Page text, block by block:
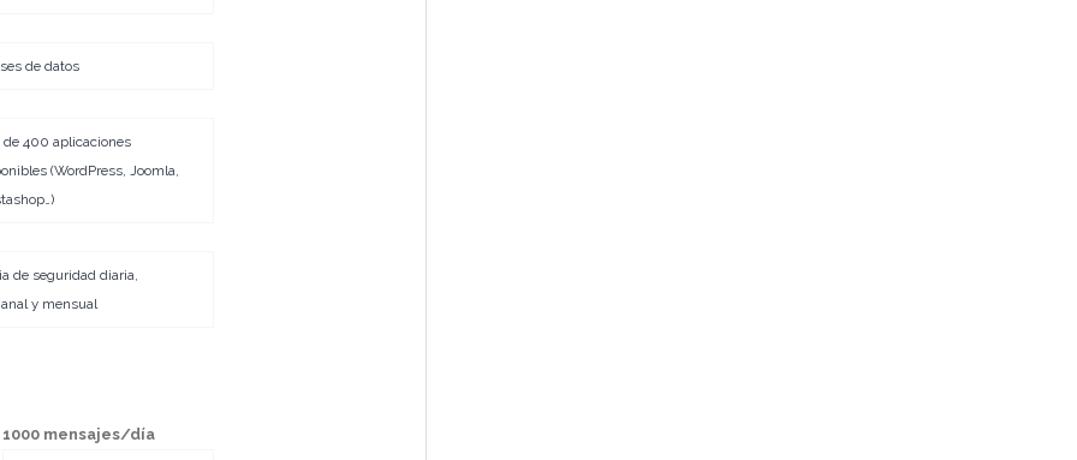
de datos
de 400 aplicaciones
(WordPress, Joomla,
de seguridad diaria,
y mensual
1000 mensajes/día